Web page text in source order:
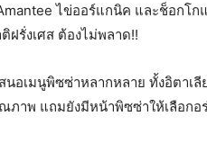
ไข่ออร์แกนิค และช็อกโ
ฝรั่งเศส ต้องไม่พลาด!!
นอเมนูพิซซ่าหลากหลาย ทั้งอิตาเ
าพ แถมยังมีหน้าพิซซ่าให้เลือกอ